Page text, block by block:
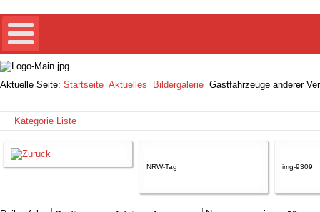
Aktuelle Seite: Startseite Aktuelles Bildergalerie Gastfahrzeuge anderer
Kategorie Liste
NRW-Tag img-9309